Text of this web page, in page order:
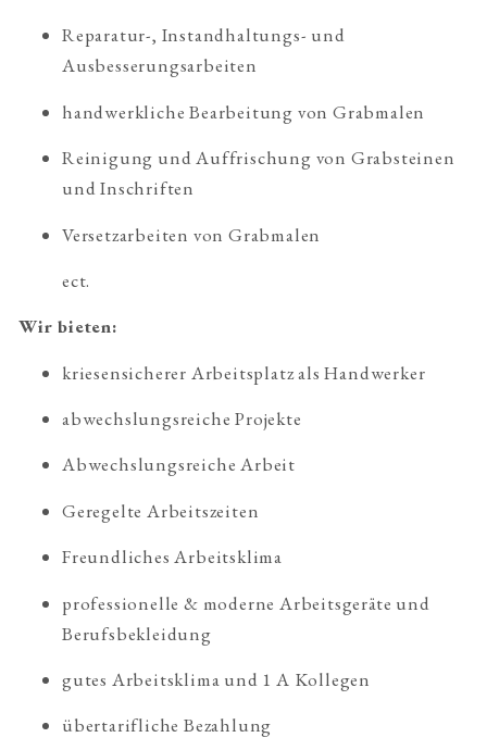
Reparatur-, Instandhaltungs- und
Ausbesserungsarbeiten
handwerkliche Bearbeitung von Grabmalen
Reinigung und Auffrischung von Grabsteinen
und Inschriften
Versetzarbeiten von Grabmalen
ect.
Wir bieten:
kriesensicherer Arbeitsplatz als Handwerker
abwechslungsreiche Projekte
Abwechslungsreiche Arbeit
Geregelte Arbeitszeiten
Freundliches Arbeitsklima
professionelle & moderne Arbeitsgeräte und
Berufsbekleidung
gutes Arbeitsklima und 1 A Kollegen
übertarifliche Bezahlung